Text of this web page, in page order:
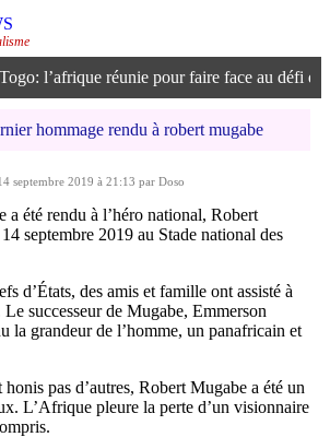
Togo: l’afrique réunie pour faire face au défi
hommage rendu à robert mugabe
septembre 2019 à 21:13 par Doso
a été rendu à l’héro national, Robert
septembre 2019 au Stade national des
d’États, des amis et famille ont assisté à
successeur de Mugabe, Emmerson
la grandeur de l’homme, un panafricain et
pas d’autres, Robert Mugabe a été un
L’Afrique pleure la perte d’un visionnaire